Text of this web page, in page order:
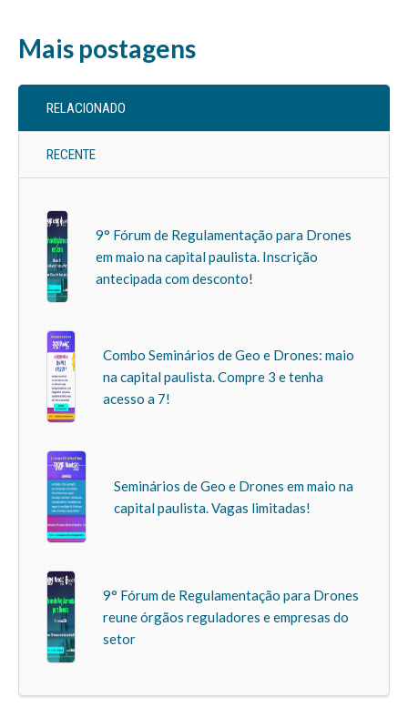
Mais postagens
RELACIONADO
RECENTE
9° Fórum de Regulamentação para Drones
em maio na capital paulista. Inscrição
antecipada com desconto!
Combo Seminários de Geo e Drones: maio
na capital paulista. Compre 3 e tenha
acesso a 7!
Seminários de Geo e Drones em maio na
capital paulista. Vagas limitadas!
9° Fórum de Regulamentação para Drones
reune órgãos reguladores e empresas do
setor